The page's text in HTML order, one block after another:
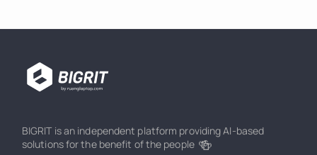
BIGRIT is an independent platform providing AI-based
solutions for the benefit of the people 🍻